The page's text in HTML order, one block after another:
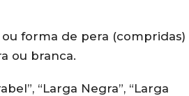
forma de pera (compridas)
ou branca.
“Larga Negra”, “Larga